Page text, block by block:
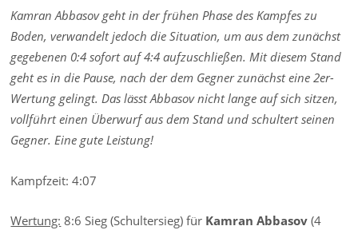
Kamran Abbasov geht in der frühen Phase des Kampfes zu
Boden, verwandelt jedoch die Situation, um aus dem zunächst
gegebenen 0:4 sofort auf 4:4 aufzuschließen. Mit diesem Stand
geht es in die Pause, nach der dem Gegner zunächst eine 2er-
Wertung gelingt. Das lässt Abbasov nicht lange auf sich sitzen,
vollführt einen Überwurf aus dem Stand und schultert seinen
Gegner. Eine gute Leistung!
Kampfzeit: 4:07
Wertung: 8:6 Sieg (Schultersieg) für Kamran Abbasov (4